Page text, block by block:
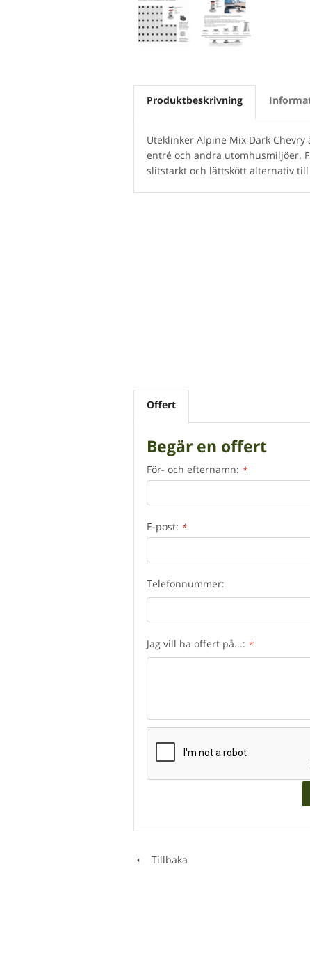
Produktbeskrivning
Uteklinker Alpine Mix Dark
entré och andra utomhusmiljöer.
slitstarkt och lättskött alternativ
Offert
Begär en offert
För- och efternamn: *
E-post: *
Telefonnummer:
Jag vill ha offert på...: *
Tillbaka